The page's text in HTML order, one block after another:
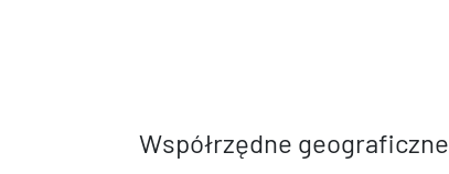
Współrzędne geograficzne